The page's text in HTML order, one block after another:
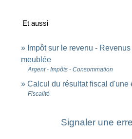
Et aussi
Impôt sur le revenu -
meublée
Argent - Impôts - Consommation
Calcul du résultat fiscal d'une
Fiscalité
Signaler une